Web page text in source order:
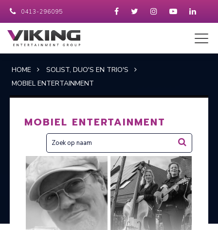
0413-296095
HOME
SOLIST, DUO'S EN TRIO'S
MOBIEL ENTERTAINMENT
MOBIEL ENTERTAINMENT